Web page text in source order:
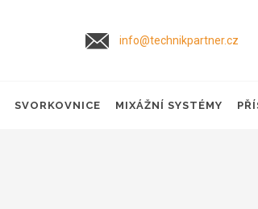
info@technikpartner.cz
SVORKOVNICE MIXÁŽNÍ SYSTÉMY